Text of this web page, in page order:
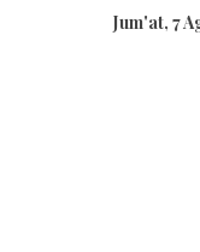
Jum'at, 7